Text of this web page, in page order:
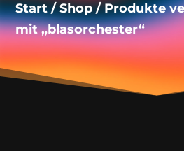
Start/Shop/ Produkte
mit „blasorchester“